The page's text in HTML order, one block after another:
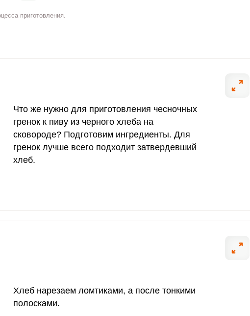
10 мкг
15 мг 3.3
1300 мг
приготовления.
Что же нужно для приготовления чесночных
гренок к пиву из черного хлеба на
сковороде? Подготовим ингредиенты. Для
гренок лучше всего подходит затвердевший
хлеб.
Хлеб нарезаем ломтиками, а после тонкими
полосками.
или